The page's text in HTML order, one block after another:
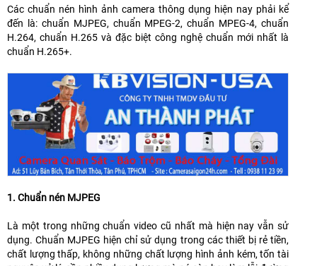
Các chuẩn nén hình ảnh camera thông dụng hiện nay phải kể
đến là: chuẩn MJPEG, chuẩn MPEG-2, chuẩn MPEG-4, chuẩn
H.264, chuẩn H.265 và đặc biệt công nghệ chuẩn mới nhất là
chuẩn H.265+.
1. Chuẩn nén MJPEG
Là một trong những chuẩn video cũ nhất mà hiện nay vẫn sử
dụng. Chuẩn MJPEG hiện chỉ sử dụng trong các thiết bị rẻ tiền,
chất lượng thấp, không những chất lượng hình ảnh kém, tốn tài